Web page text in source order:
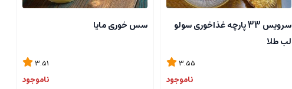
سرویس 33 پارچه غذاخوری سولو
لب طلا
3.55
ناموجود
سس خوری مایا
3.51
ناموجود